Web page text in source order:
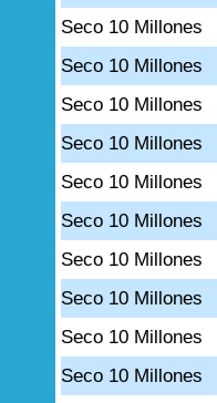
Seco 10 Millones
Seco 10 Millones
Seco 10 Millones
Seco 10 Millones
Seco 10 Millones
Seco 10 Millones
Seco 10 Millones
Seco 10 Millones
Seco 10 Millones
Seco 10 Millones